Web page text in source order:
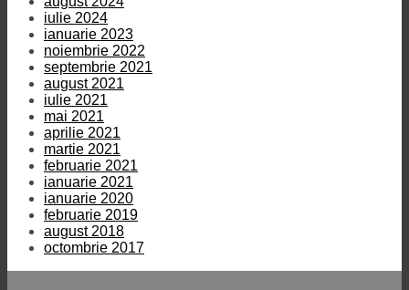
iulie 2024
ianuarie 2023
noiembrie 2022
septembrie 2021
august 2021
iulie 2021
mai 2021
aprilie 2021
martie 2021
februarie 2021
ianuarie 2021
ianuarie 2020
februarie 2019
august 2018
octombrie 2017